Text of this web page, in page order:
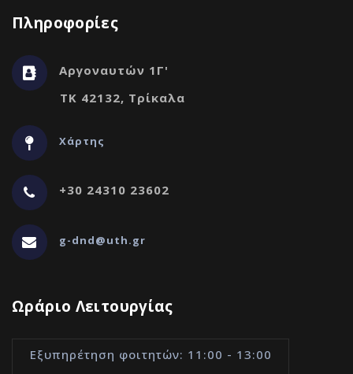
Πληροφορίες
Αργοναυτών 1Γ'
ΤΚ 42132, Τρίκαλα
Χάρτης
+30 24310 23602
g-dnd@uth.gr
Ωράριο Λειτουργίας
Εξυπηρέτηση φοιτητών: 11:00 - 13:00